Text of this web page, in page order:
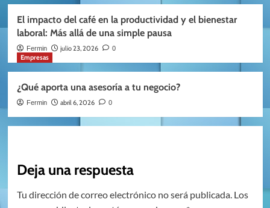
El impacto del café en la productividad y el bienestar
laboral: Más allá de una simple pausa
Fermin julio 23, 2026 0
Empresas
¿Qué aporta una asesoría a tu negocio?
Fermin abril 6, 2026 0
Deja una respuesta
Tu dirección de correo electrónico no será publicada. Los